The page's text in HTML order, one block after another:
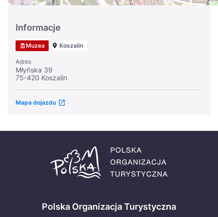
Informacje
Muzea Koszalin
Adres
Młyńska 39
75-420 Koszalin
Mapa dojazdu
Polska Organizacja Turystyczna